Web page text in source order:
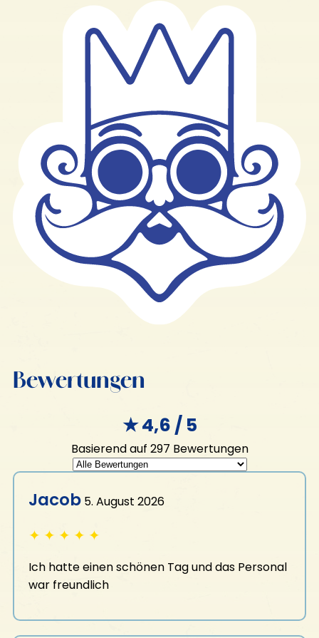
Geschenkgutschein
Gefängnisinsel Veluwe
E-Hacker
Eisstockschießen
FÜR WEN?
Junggesellenabschied für ihn
Ausflug der Freunde
Betriebsausflug
Bewertungen
★ 4,6 / 5
Basierend auf 297 Bewertungen
Jacob 5. August 2026
✦ ✦ ✦ ✦ ✦
Ich hatte einen schönen Tag und das Personal
war freundlich